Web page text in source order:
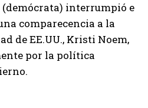
interrumpió e
comparecencia a la
de EE.UU., Kristi Noem,
por la política